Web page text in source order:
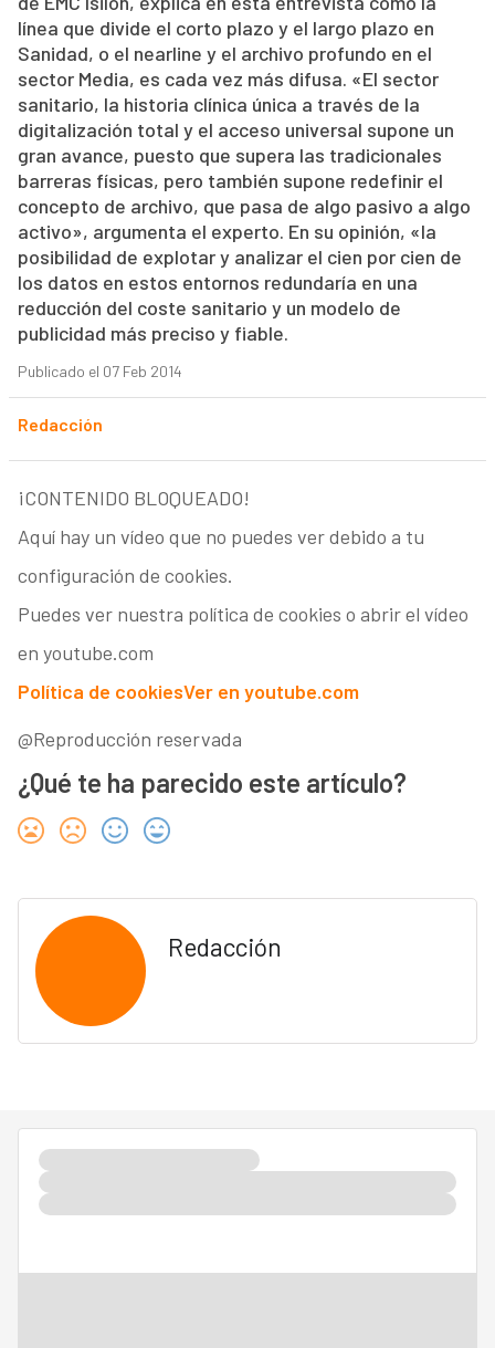
línea que divide el corto plazo y el largo plazo en
Sanidad, o el nearline y el archivo profundo en el
sector Media, es cada vez más difusa. «El sector
sanitario, la historia clínica única a través de la
digitalización total y el acceso universal supone un
gran avance, puesto que supera las tradicionales
barreras físicas, pero también supone redefinir el
concepto de archivo, que pasa de algo pasivo a algo
activo», argumenta el experto. En su opinión, «la
posibilidad de explotar y analizar el cien por cien de
los datos en estos entornos redundaría en una
reducción del coste sanitario y un modelo de
publicidad más preciso y fiable.
Publicado el 07 Feb 2014
Redacción
¡CONTENIDO BLOQUEADO!
Aquí hay un vídeo que no puedes ver debido a tu
configuración de cookies.
Puedes ver nuestra política de cookies o abrir el vídeo
en youtube.com
Política de cookiesVer en youtube.com
@Reproducción reservada
¿Qué te ha parecido este artículo?
Redacción